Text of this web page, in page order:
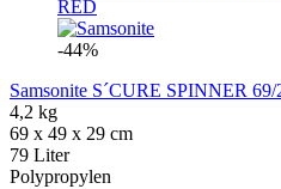
-44%
Samsonite S´CURE SPINNER
4,2 kg
69 x 49 x 29 cm
79 Liter
Polypropylen